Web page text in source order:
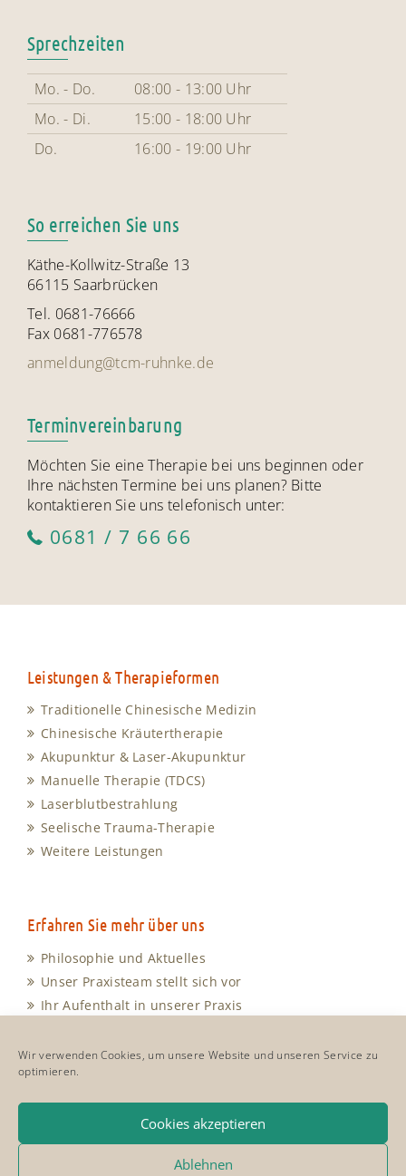
Wir verwenden Cookies, um unsere Website und unseren Service zu
optimieren.
Cookies akzeptieren
Ablehnen
Sprechzeiten
Mo. - Do.
08:00 - 13:00 Uhr
Mo. - Di.
15:00 - 18:00 Uhr
Do.
16:00 - 19:00 Uhr
So erreichen Sie uns
Käthe-Kollwitz-Straße 13
66115 Saarbrücken
Tel. 0681-76666
Fax 0681-776578
anmeldung@tcm-ruhnke.de
Terminvereinbarung
Möchten Sie eine Therapie bei uns beginnen oder
Ihre nächsten Termine bei uns planen? Bitte
kontaktieren Sie uns telefonisch unter:
0681 / 7 66 66
Leistungen & Therapieformen
Traditionelle Chinesische Medizin
Chinesische Kräutertherapie
Akupunktur & Laser-Akupunktur
Manuelle Therapie (TDCS)
Laserblutbestrahlung
Seelische Trauma-Therapie
Weitere Leistungen
Erfahren Sie mehr über uns
Philosophie und Aktuelles
Unser Praxisteam stellt sich vor
Ihr Aufenthalt in unserer Praxis
Anfahrt und Kontakt
Cookie-Richtlinie
Impressum & Datenschutz